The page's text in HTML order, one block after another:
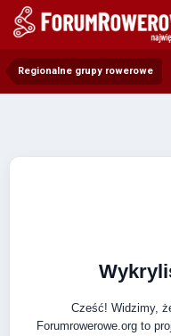
Regionalne grupy rowerowe
Cześć! Widzimy,
Forumrowerowe.org to